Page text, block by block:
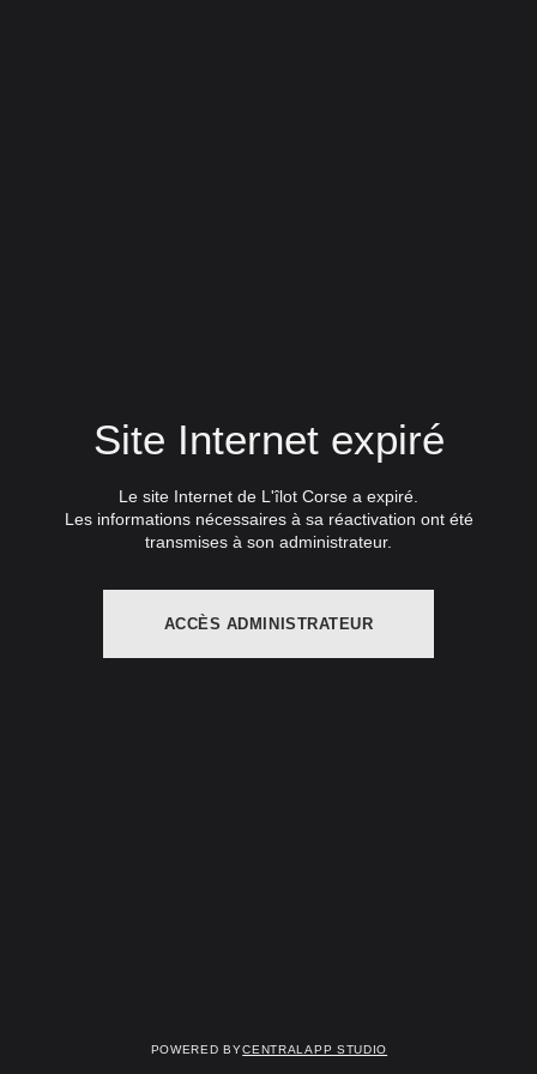
Site Internet expiré
Le site Internet de L'îlot Corse a expiré.
Les informations nécessaires à sa réactivation ont été
transmises à son administrateur.
ACCÈS ADMINISTRATEUR
Powered byCentralapp Studio